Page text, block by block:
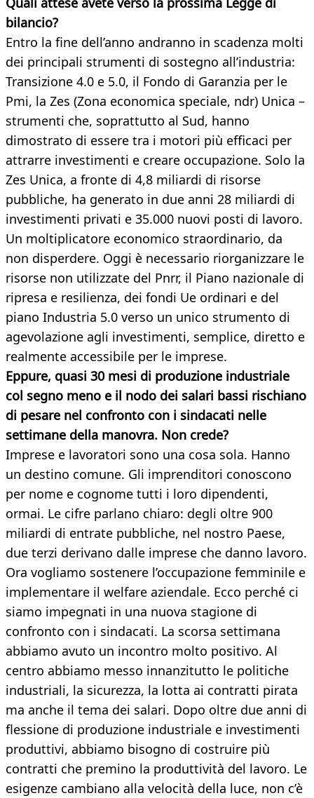
bilancio?
Entro la fine dell’anno andranno in scadenza molti
dei principali strumenti di sostegno all’industria:
Transizione 4.0 e 5.0, il Fondo di Garanzia per le
Pmi, la Zes (Zona economica speciale, ndr) Unica –
strumenti che, soprattutto al Sud, hanno
dimostrato di essere tra i motori più efficaci per
attrarre investimenti e creare occupazione. Solo la
Zes Unica, a fronte di 4,8 miliardi di risorse
pubbliche, ha generato in due anni 28 miliardi di
investimenti privati e 35.000 nuovi posti di lavoro.
Un moltiplicatore economico straordinario, da
non disperdere. Oggi è necessario riorganizzare le
risorse non utilizzate del Pnrr, il Piano nazionale di
ripresa e resilienza, dei fondi Ue ordinari e del
piano Industria 5.0 verso un unico strumento di
agevolazione agli investimenti, semplice, diretto e
realmente accessibile per le imprese.
Eppure, quasi 30 mesi di produzione industriale
col segno meno e il nodo dei salari bassi rischiano
di pesare nel confronto con i sindacati nelle
settimane della manovra. Non crede?
Imprese e lavoratori sono una cosa sola. Hanno
un destino comune. Gli imprenditori conoscono
per nome e cognome tutti i loro dipendenti,
ormai. Le cifre parlano chiaro: degli oltre 900
miliardi di entrate pubbliche, nel nostro Paese,
due terzi derivano dalle imprese che danno lavoro.
Ora vogliamo sostenere l’occupazione femminile e
implementare il welfare aziendale. Ecco perché ci
siamo impegnati in una nuova stagione di
confronto con i sindacati. La scorsa settimana
abbiamo avuto un incontro molto positivo. Al
centro abbiamo messo innanzitutto le politiche
industriali, la sicurezza, la lotta ai contratti pirata
ma anche il tema dei salari. Dopo oltre due anni di
flessione di produzione industriale e investimenti
produttivi, abbiamo bisogno di costruire più
contratti che premino la produttività del lavoro. Le
esigenze cambiano alla velocità della luce, non c’è